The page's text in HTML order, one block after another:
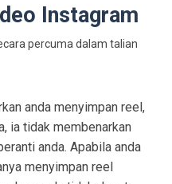
Instagram
percuma dalam talian
anda menyimpan reel,
ia tidak membenarkan
anda. Apabila anda
menyimpan reel